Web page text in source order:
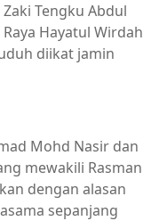
Tengku Abdul
Hayatul Wirdah
diikat jamin
Mohd Nasir dan
mewakili Rasman
dengan alasan
sepanjang